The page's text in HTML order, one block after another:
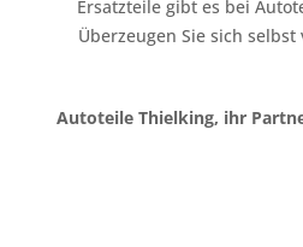
Ersatzteile gibt es bei
Überzeugen Sie sich
Autoteile Thielking, ihr